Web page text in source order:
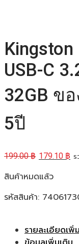
Kingston
USB-C
32GB ข
5ปี
199.00฿ 179.10 ฿ ร
สินค้าหมดแล้ว
รหัสสินค้า:
รายละเอียดเพิ่